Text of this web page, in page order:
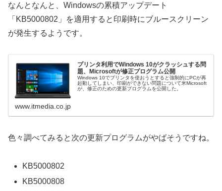
なんとなんと、Windowsの累積アップデート
「KB5000802」を適用すると印刷時にブルースクリーン
が発生するようです。
プリンタ利用でWindows 10がクラッシュする問
題、Microsoftが修正プログラム公開
Windows 10でプリンタを使おうとすると強制的にPCが再
起動してしまい、印刷ができない問題について米Microsoft
が、修正のための更新プログラムを公開した。
www.itmedia.co.jp
色々調べてみると次の更新プログラムがやばそうですね。
KB5000802
KB5000808